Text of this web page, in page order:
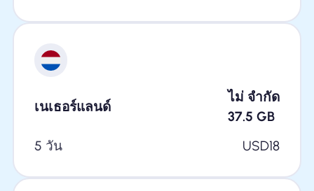
เนเธอร์แลนด์
ไม่ จำกัด
37.5 GB
5 วัน
USD18